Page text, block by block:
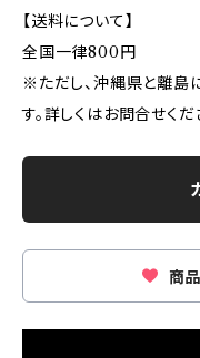
【送料について】
全国一律800円
※ただし、沖縄県と離島
す。詳しくはお問合せくだ
商